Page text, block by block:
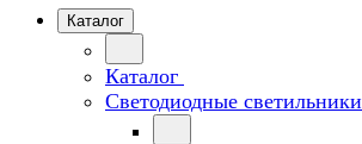
Каталог
Каталог
Светодиодные светильники